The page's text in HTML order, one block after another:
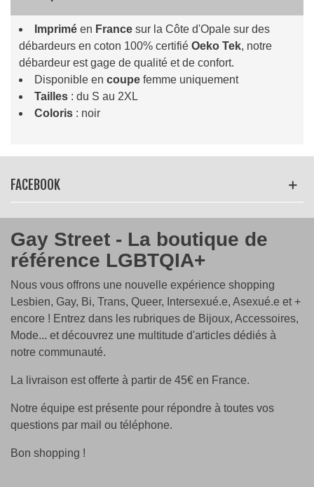
Imprimé en France sur la Côte d'Opale sur des
débardeurs en coton 100% certifié Oeko Tek, notre
débardeur est gage de qualité et de confort.
Disponible en coupe femme uniquement
Tailles : du S au 2XL
Coloris : noir
FACEBOOK
Gay Street - La boutique de
référence LGBTQIA+
Nous vous offrons une nouvelle expérience shopping
Lesbien, Gay, Bi, Trans, Queer, Intersexué.e, Asexué.e et +
encore ! Entrez dans les rubriques de Bijoux, Accessoires,
Mode... et découvrez une multitude d'articles dédiés à
notre communauté.
La livraison est offerte à partir de 45€ en France.
Notre équipe est présente pour répondre à toutes vos
questions par mail ou téléphone.
Bon shopping !